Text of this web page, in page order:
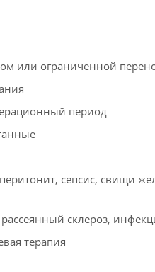
или ограниченной
период
сепсис, свищи
рассеянный склероз,
терапия